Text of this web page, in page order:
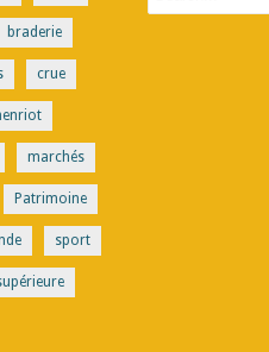
braderie
crue
marchés
Patrimoine
sport